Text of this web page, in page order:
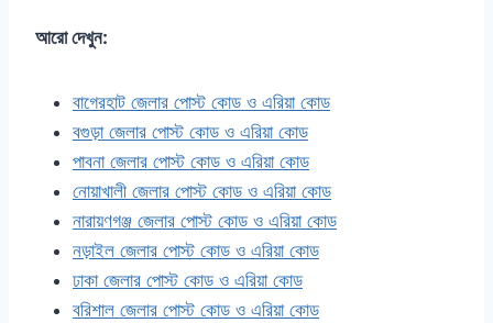
আরো দেখুন:
বাগেরহাট জেলার পোস্ট কোড ও এরিয়া কোড
বগুড়া জেলার পোস্ট কোড ও এরিয়া কোড
পাবনা জেলার পোস্ট কোড ও এরিয়া কোড
নোয়াখালী জেলার পোস্ট কোড ও এরিয়া কোড
নারায়ণগঞ্জ জেলার পোস্ট কোড ও এরিয়া কোড
নড়াইল জেলার পোস্ট কোড ও এরিয়া কোড
ঢাকা জেলার পোস্ট কোড ও এরিয়া কোড
বরিশাল জেলার পোস্ট কোড ও এরিয়া কোড